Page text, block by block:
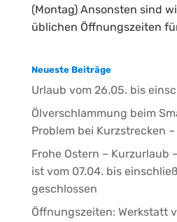
(Montag) Ansonsten sind
üblichen Öffnungszeiten
Neueste Beiträge
Urlaub vom 26.05. bis
Ölverschlammung beim
Problem bei Kurzstrecken
Frohe Ostern – Kurzurlaub
ist vom 07.04. bis
geschlossen
Öffnungszeiten: Werkstatt